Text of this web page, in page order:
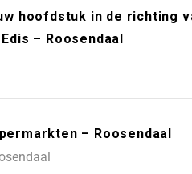
hoofdstuk in de richting
– Roosendaal
– Roosendaal